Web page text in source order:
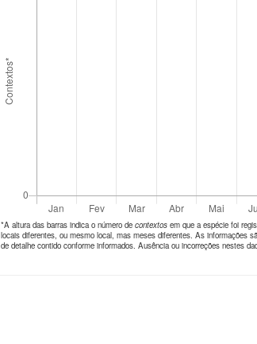
*A altura das barras indica o número de contextos em que a espécie foi
locais diferentes, ou mesmo local, mas meses diferentes. As informações
de detalhe contido conforme informados. Ausência ou incorreções nestes